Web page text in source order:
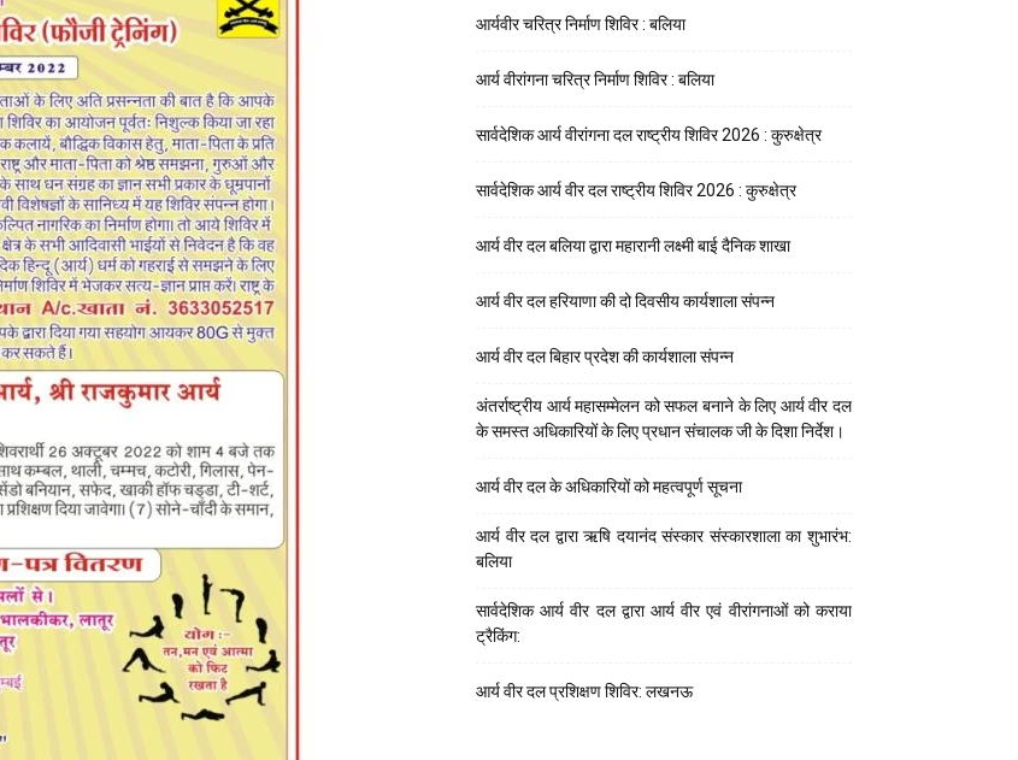
आर्यवीर चरित्र निर्माण शिविर : बलिया
आर्य वीरांगना चरित्र निर्माण शिविर : बलिया
सार्वदेशिक आर्य वीरांगना दल राष्ट्रीय शिविर 2026 : कुरुक्षेत्र
सार्वदेशिक आर्य वीर दल राष्ट्रीय शिविर 2026 : कुरुक्षेत्र
आर्य वीर दल बलिया द्वारा महारानी लक्ष्मी बाई दैनिक शाखा
आर्य वीर दल हरियाणा की दो दिवसीय कार्यशाला संपन्न
आर्य वीर दल बिहार प्रदेश की कार्यशाला संपन्न
अंतर्राष्ट्रीय आर्य महासम्मेलन को सफल बनाने के लिए आर्य वीर दल
के समस्त अधिकारियों के लिए प्रधान संचालक जी के दिशा निर्देश।
आर्य वीर दल के अधिकारियों को महत्वपूर्ण सूचना
आर्य वीर दल द्वारा ऋषि दयानंद संस्कार संस्कारशाला का शुभारंभ:
बलिया
सार्वदेशिक आर्य वीर दल द्वारा आर्य वीर एवं वीरांगनाओं को कराया
ट्रैकिंग:
आर्य वीर दल प्रशिक्षण शिविर: लखनऊ